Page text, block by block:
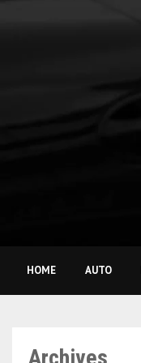
HOME AUTO